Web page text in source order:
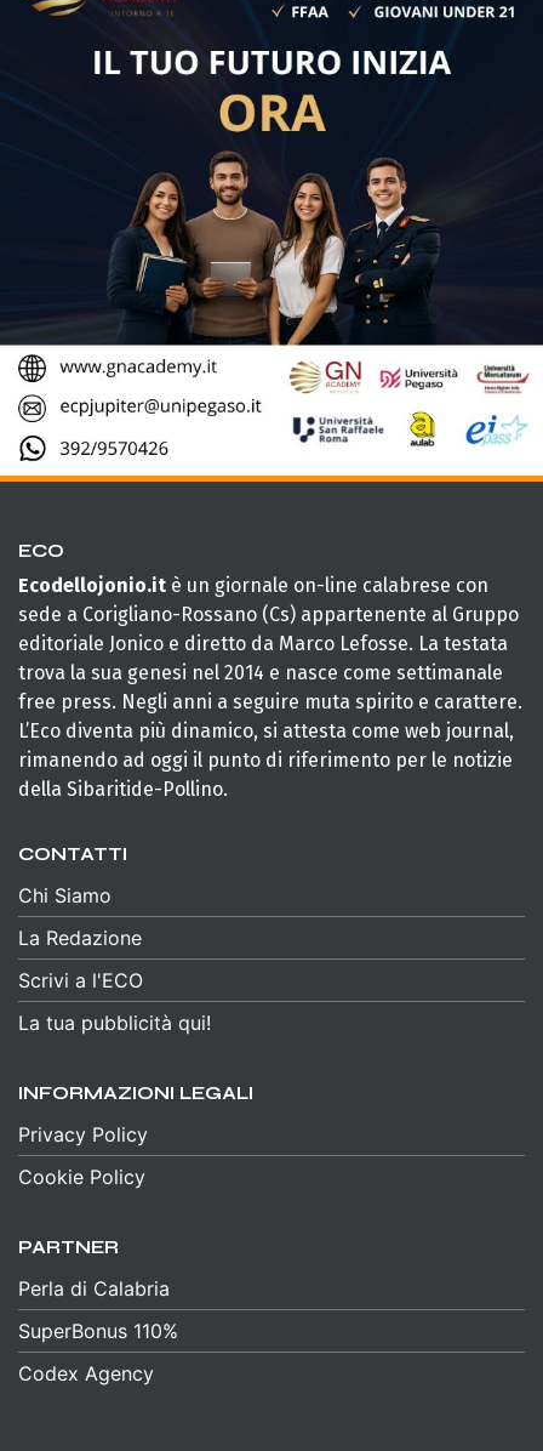
ECO
Ecodellojonio.it è un giornale on-line calabrese con
sede a Corigliano-Rossano (Cs) appartenente al Gruppo
editoriale Jonico e diretto da Marco Lefosse. La testata
trova la sua genesi nel 2014 e nasce come settimanale
free press. Negli anni a seguire muta spirito e carattere.
L’Eco diventa più dinamico, si attesta come web journal,
rimanendo ad oggi il punto di riferimento per le notizie
della Sibaritide-Pollino.
CONTATTI
Chi Siamo
La Redazione
Scrivi a l'ECO
La tua pubblicità qui!
INFORMAZIONI LEGALI
Privacy Policy
Cookie Policy
PARTNER
Perla di Calabria
SuperBonus 110%
Codex Agency